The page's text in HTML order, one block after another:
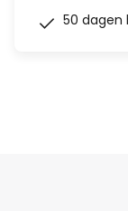
50 dagen